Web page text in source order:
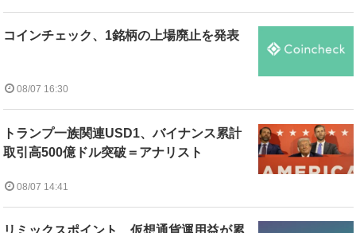
コインチェック、1銘柄の上場廃止を発表
08/07 16:30
トランプ一族関連USD1、バイナンス累計
取引高500億ドル突破＝アナリスト
08/07 14:41